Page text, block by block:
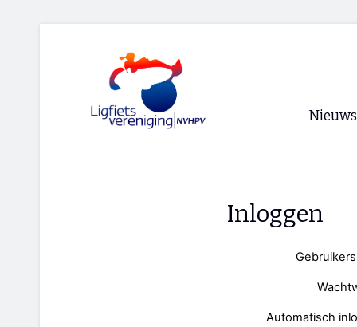
Nieuws
Inloggen
Automatisch